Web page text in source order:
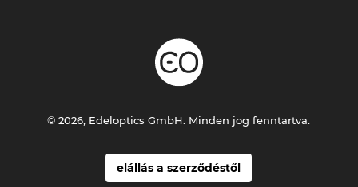
elállás a szerződéstől
© 2026, Edeloptics GmbH. Minden jog fenntartva.